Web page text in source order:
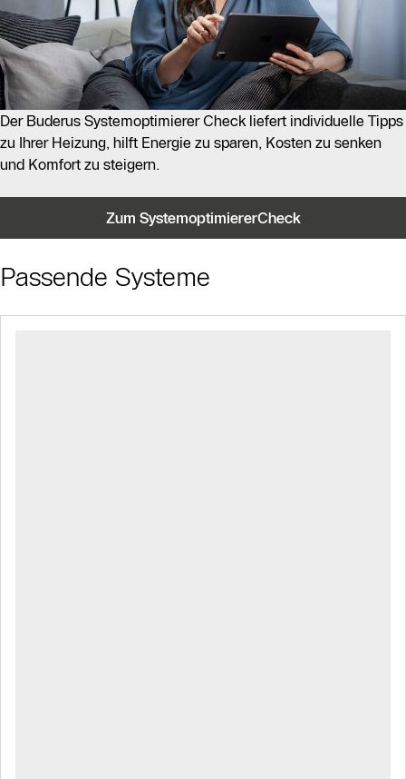
Der Buderus Systemoptimierer Check liefert individuelle Tipps
zu Ihrer Heizung, hilft Energie zu sparen, Kosten zu senken
und Komfort zu steigern.
Zum SystemoptimiererCheck
Passende Systeme